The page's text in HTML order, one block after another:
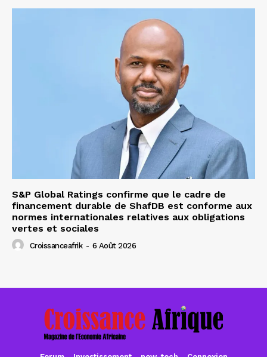
S&P Global Ratings confirme que le cadre de
financement durable de ShafDB est conforme aux
normes internationales relatives aux obligations
vertes et sociales
Croissanceafrik - 6 Août 2026